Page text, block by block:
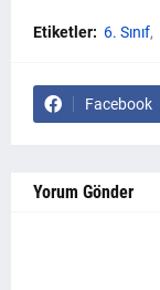
Etiketler: 6. Sınıf
Facebook
Yorum Gönder